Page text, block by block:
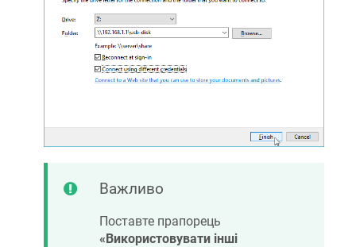
Важливо
Поставте прапорець
«Використовувати інші